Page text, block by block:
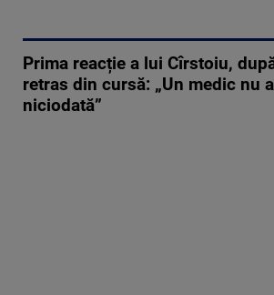
Prima reacție a lui Cîrstoiu,
retras din cursă: „Un medic nu
niciodată”